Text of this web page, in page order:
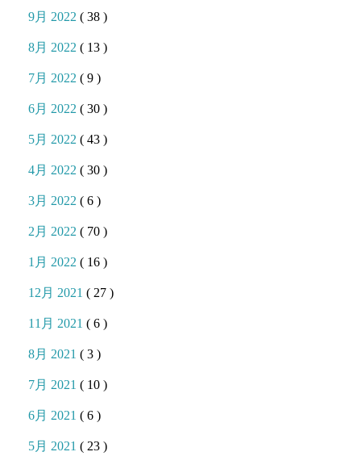
9月 2022( 38 )
8月 2022( 13 )
7月 2022( 9 )
6月 2022( 30 )
5月 2022( 43 )
4月 2022( 30 )
3月 2022( 6 )
2月 2022( 70 )
1月 2022( 16 )
12月 2021( 27 )
11月 2021( 6 )
8月 2021( 3 )
7月 2021( 10 )
6月 2021( 6 )
5月 2021( 23 )